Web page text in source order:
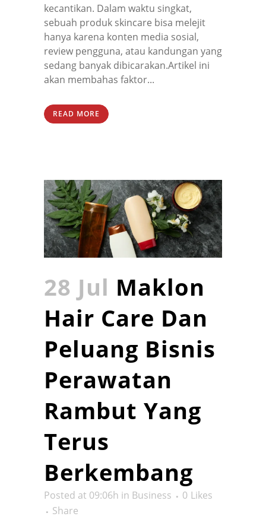
kecantikan. Dalam waktu singkat,
sebuah produk skincare bisa melejit
hanya karena konten media sosial,
review pengguna, atau kandungan yang
sedang banyak dibicarakan.Artikel ini
akan membahas faktor...
READ MORE
28 Jul Maklon
Hair Care Dan
Peluang Bisnis
Perawatan
Rambut Yang
Terus
Berkembang
Posted at 09:06h in Business 0 Likes
Share